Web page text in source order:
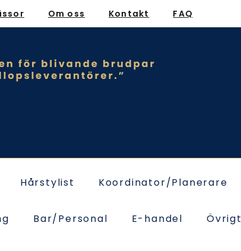
Om oss Kontakt FAQ
Hårstylist Koordinator/Planerare
Bar/Personal E-handel Övrigt